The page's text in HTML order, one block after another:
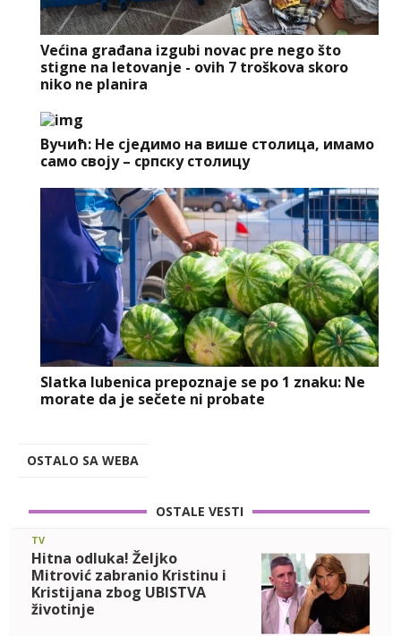
Većina građana izgubi novac pre nego što
stigne na letovanje - ovih 7 troškova skoro
niko ne planira
Вучић: Не сједимо на више столица, имамо
само своју – српску столицу
Slatka lubenica prepoznaje se po 1 znaku: Ne
morate da je sečete ni probate
OSTALO SA WEBA
OSTALE VESTI
TV
Hitna odluka! Željko
Mitrović zabranio Kristinu i
Kristijana zbog UBISTVA
životinje